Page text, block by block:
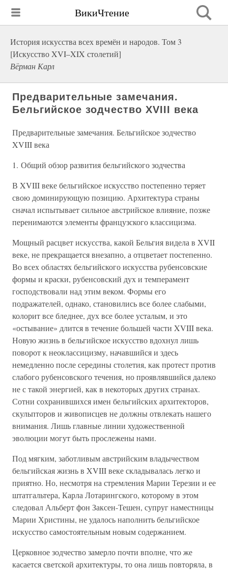
ВикиЧтение
История искусства всех времён и народов. Том 3
[Искусство XVI–XIX столетий]
Вёрман Карл
Предварительные замечания.
Бельгийское зодчество XVIII века
Предварительные замечания. Бельгийское зодчество
XVIII века
1. Общий обзор развития бельгийского зодчества
В XVIII веке бельгийское искусство постепенно теряет
свою доминирующую позицию. Архитектура страны
сначал испытывает сильное австрийское влияние, позже
перенимаются элементы французского классицизма.
Мощный расцвет искусства, какой Бельгия видела в XVII
веке, не прекращается внезапно, а отцветает постепенно.
Во всех областях бельгийского искусства рубенсовские
формы и краски, рубенсовский дух и темперамент
господствовали над этим веком. Формы его
подражателей, однако, становились все более слабыми,
колорит все бледнее, дух все более усталым, и это
«остывание» длится в течение большей части XVIII века.
Новую жизнь в бельгийское искусство вдохнул лишь
поворот к неоклассицизму, начавшийся и здесь
немедленно после середины столетия, как протест против
слабого рубенсовского течения, но проявлявшийся далеко
не с такой энергией, как в некоторых других странах.
Сотни сохранившихся имен бельгийских архитекторов,
скульпторов и живописцев не должны отвлекать нашего
внимания. Лишь главные линии художественной
эволюции могут быть прослежены нами.
Под мягким, заботливым австрийским владычеством
бельгийская жизнь в XVIII веке складывалась легко и
приятно. Но, несмотря на стремления Марии Терезии и ее
штатгальтера, Карла Лотарингского, которому в этом
следовал Альберт фон Заксен-Тешен, супруг наместницы
Марии Христины, не удалось наполнить бельгийское
искусство самостоятельным новым содержанием.
Церковное зодчество замерло почти вполне, что же
касается светской архитектуры, то она лишь повторяла, в